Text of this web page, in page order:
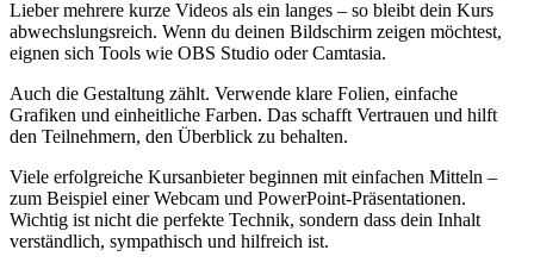
Lieber mehrere kurze Videos als ein langes – so bleibt dein Kurs
abwechslungsreich. Wenn du deinen Bildschirm zeigen möchtest,
eignen sich Tools wie OBS Studio oder Camtasia.
Auch die Gestaltung zählt. Verwende klare Folien, einfache
Grafiken und einheitliche Farben. Das schafft Vertrauen und hilft
den Teilnehmern, den Überblick zu behalten.
Viele erfolgreiche Kursanbieter beginnen mit einfachen Mitteln –
zum Beispiel einer Webcam und PowerPoint-Präsentationen.
Wichtig ist nicht die perfekte Technik, sondern dass dein Inhalt
verständlich, sympathisch und hilfreich ist.